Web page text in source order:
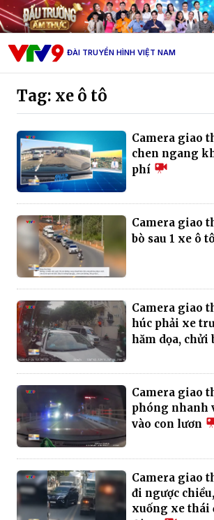
ĐÀI TRUYỀN HÌNH VIỆT NAM
Tag: xe ô tô
Camera giao
chen ngang
phí
Camera giao
bò sau 1 xe ô
Camera giao
húc phải xe
hăm dọa, chửi
Camera giao
phóng nhanh
vào con lươn
Camera giao
đi ngược
xuống xe thái